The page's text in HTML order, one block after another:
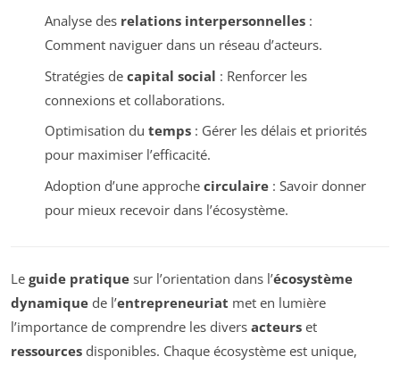
Analyse des relations interpersonnelles:
Comment naviguer dans un réseau d’acteurs.
Stratégies de capital social : Renforcer les
connexions et collaborations.
Optimisation du temps: Gérer les délais et priorités
pour maximiser l’efficacité.
Adoption d’une approche circulaire: Savoir donner
pour mieux recevoir dans l’écosystème.
Le guide pratique sur l’orientation dans l’écosystème
dynamique de l’entrepreneuriat met en lumière
l’importance de comprendre les divers acteurs et
ressources disponibles. Chaque écosystème est unique,